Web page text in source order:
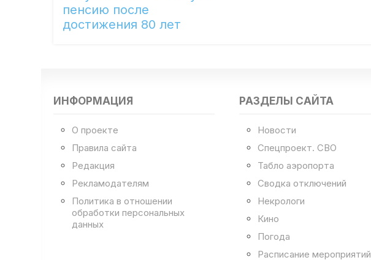
пенсию после
достижения 80 лет
ИНФОРМАЦИЯ
О проекте
Правила сайта
Редакция
Рекламодателям
Политика в отношении
обработки персональных
данных
РАЗДЕЛЫ САЙТА
Новости
Спецпроект. СВО
Табло аэропорта
Сводка отключений
Некрологи
Кино
Погода
Расписание мероприятий